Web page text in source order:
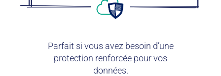
Parfait si vous avez besoin d’une
protection renforcée pour vos
données.